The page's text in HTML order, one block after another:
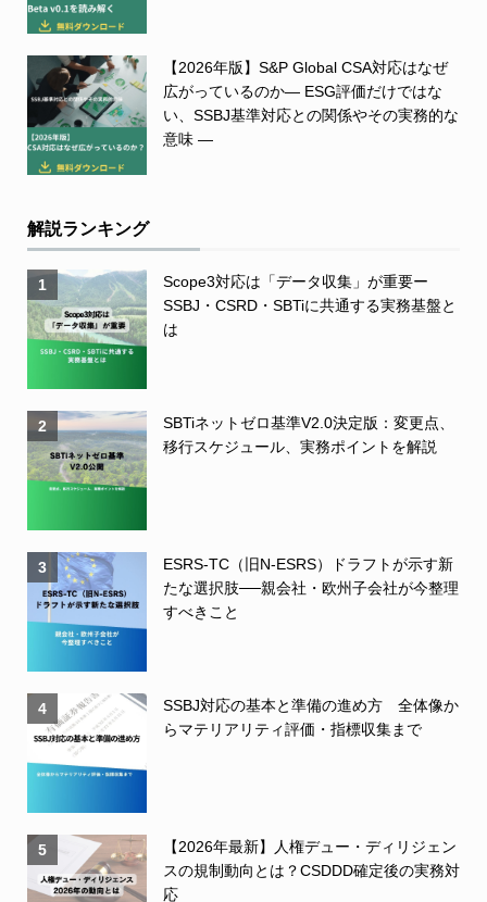
【2026年版】S&P Global CSA対応はなぜ
広がっているのか― ESG評価だけではな
い、SSBJ基準対応との関係やその実務的な
意味 ―
解説ランキング
1
Scope3対応は「データ収集」が重要ー
SSBJ・CSRD・SBTiに共通する実務基盤と
は
2
SBTiネットゼロ基準V2.0決定版：変更点、
移行スケジュール、実務ポイントを解説
3
ESRS-TC（旧N-ESRS）ドラフトが示す新
たな選択肢──親会社・欧州子会社が今整理
すべきこと
4
SSBJ対応の基本と準備の進め方 全体像か
らマテリアリティ評価・指標収集まで
5
【2026年最新】人権デュー・ディリジェン
スの規制動向とは？CSDDD確定後の実務対
応